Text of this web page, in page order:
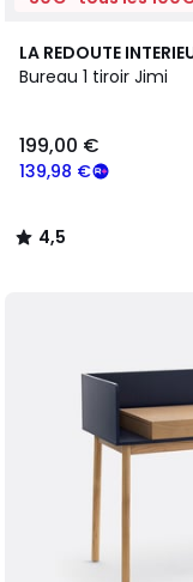
LA REDOUTE
Bureau 1 tiroir Jimi
139,98 €
199,00 €
4,5
/ 5
2
Couleurs
4,5
/